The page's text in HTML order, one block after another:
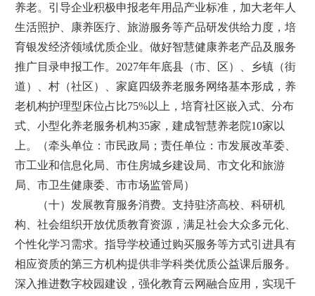
养老。引导企业积极申报老年用品产业标准，加大老年人
生活照护、康养医疗、旅游服务等产品研发供给力度，培
育银发经济领域优质企业。做好智慧健康养老产品及服务
推广目录申报工作。2027年年底县（市、区）、乡镇（街
道）、村（社区）、家庭四级养老服务网络基本形成，养
老机构护理型床位占比75%以上，培育社区嵌入式、分布
式、小型化养老服务机构35家，建成智慧养老院10家以
上。（牵头单位：市民政局；责任单位：市发展改革委、
市工业和信息化局、市住房城乡建设局、市文化和旅游
局、市卫生健康委、市市场监管局）
（十）发展教育服务消费。支持驻济高校、科研机
构、社会组织开放优质教育资源，满足社会大众多元化、
个性化学习需求。指导学校通过购买服务等方式引进具有
相应资质的第三方机构提供非学科类优质公益课后服务。
深入推进数字校园建设，强化教育云网融合应用，实现千